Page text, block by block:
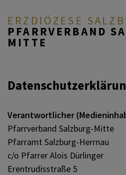
ERZDIÖZESE
PFARRVERBAND
MITTE
AKTUELL
ÜBER UNS
DURCH DAS
Verantwortlicher
Pfarrverband Salzburg-Mitte
Pfarramt Salzburg-Herrnau
c/o Pfarrer Alois Dürlinger
Erentrudisstraße 5